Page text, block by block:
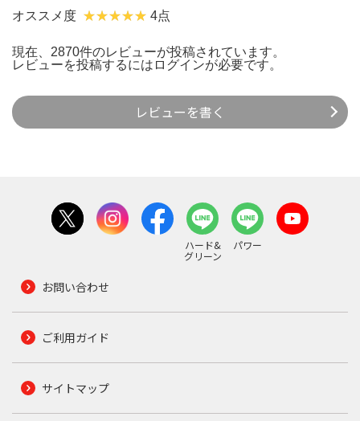
オススメ度 4点
現在、2870件のレビューが投稿されています。
レビューを投稿するには ログインが必要です。
レビューを書く
ハード&
グリーン
パワー
お問い合わせ
ご利用ガイド
サイトマップ